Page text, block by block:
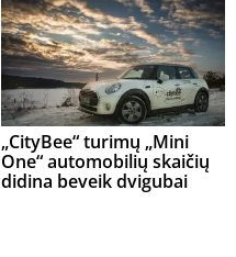
„CityBee“ turimų „Mini
One“ automobilių skaičių
didina beveik dvigubai